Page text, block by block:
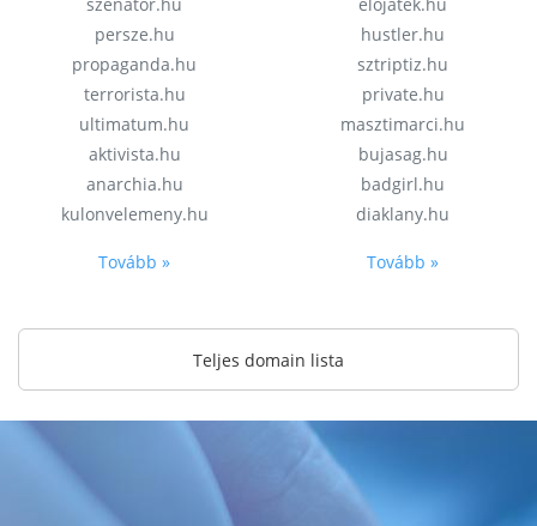
persze.hu
propaganda.hu
terrorista.hu
ultimatum.hu
aktivista.hu
anarchia.hu
kulonvelemeny.hu
Tovább »
hustler.hu
sztriptiz.hu
private.hu
masztimarci.hu
bujasag.hu
badgirl.hu
diaklany.hu
Tovább »
Teljes domain lista